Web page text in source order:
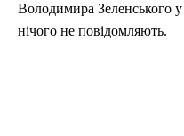
Володимира Зеленського
нічого не повідомляють.